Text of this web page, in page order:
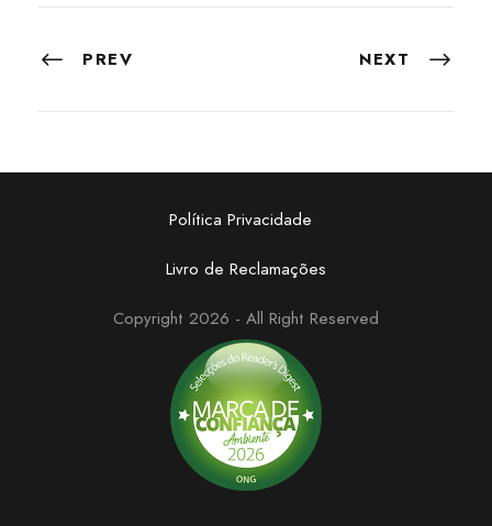
PREV NEXT
Política Privacidade
Livro de Reclamações
Copyright 2026 - All Right Reserved